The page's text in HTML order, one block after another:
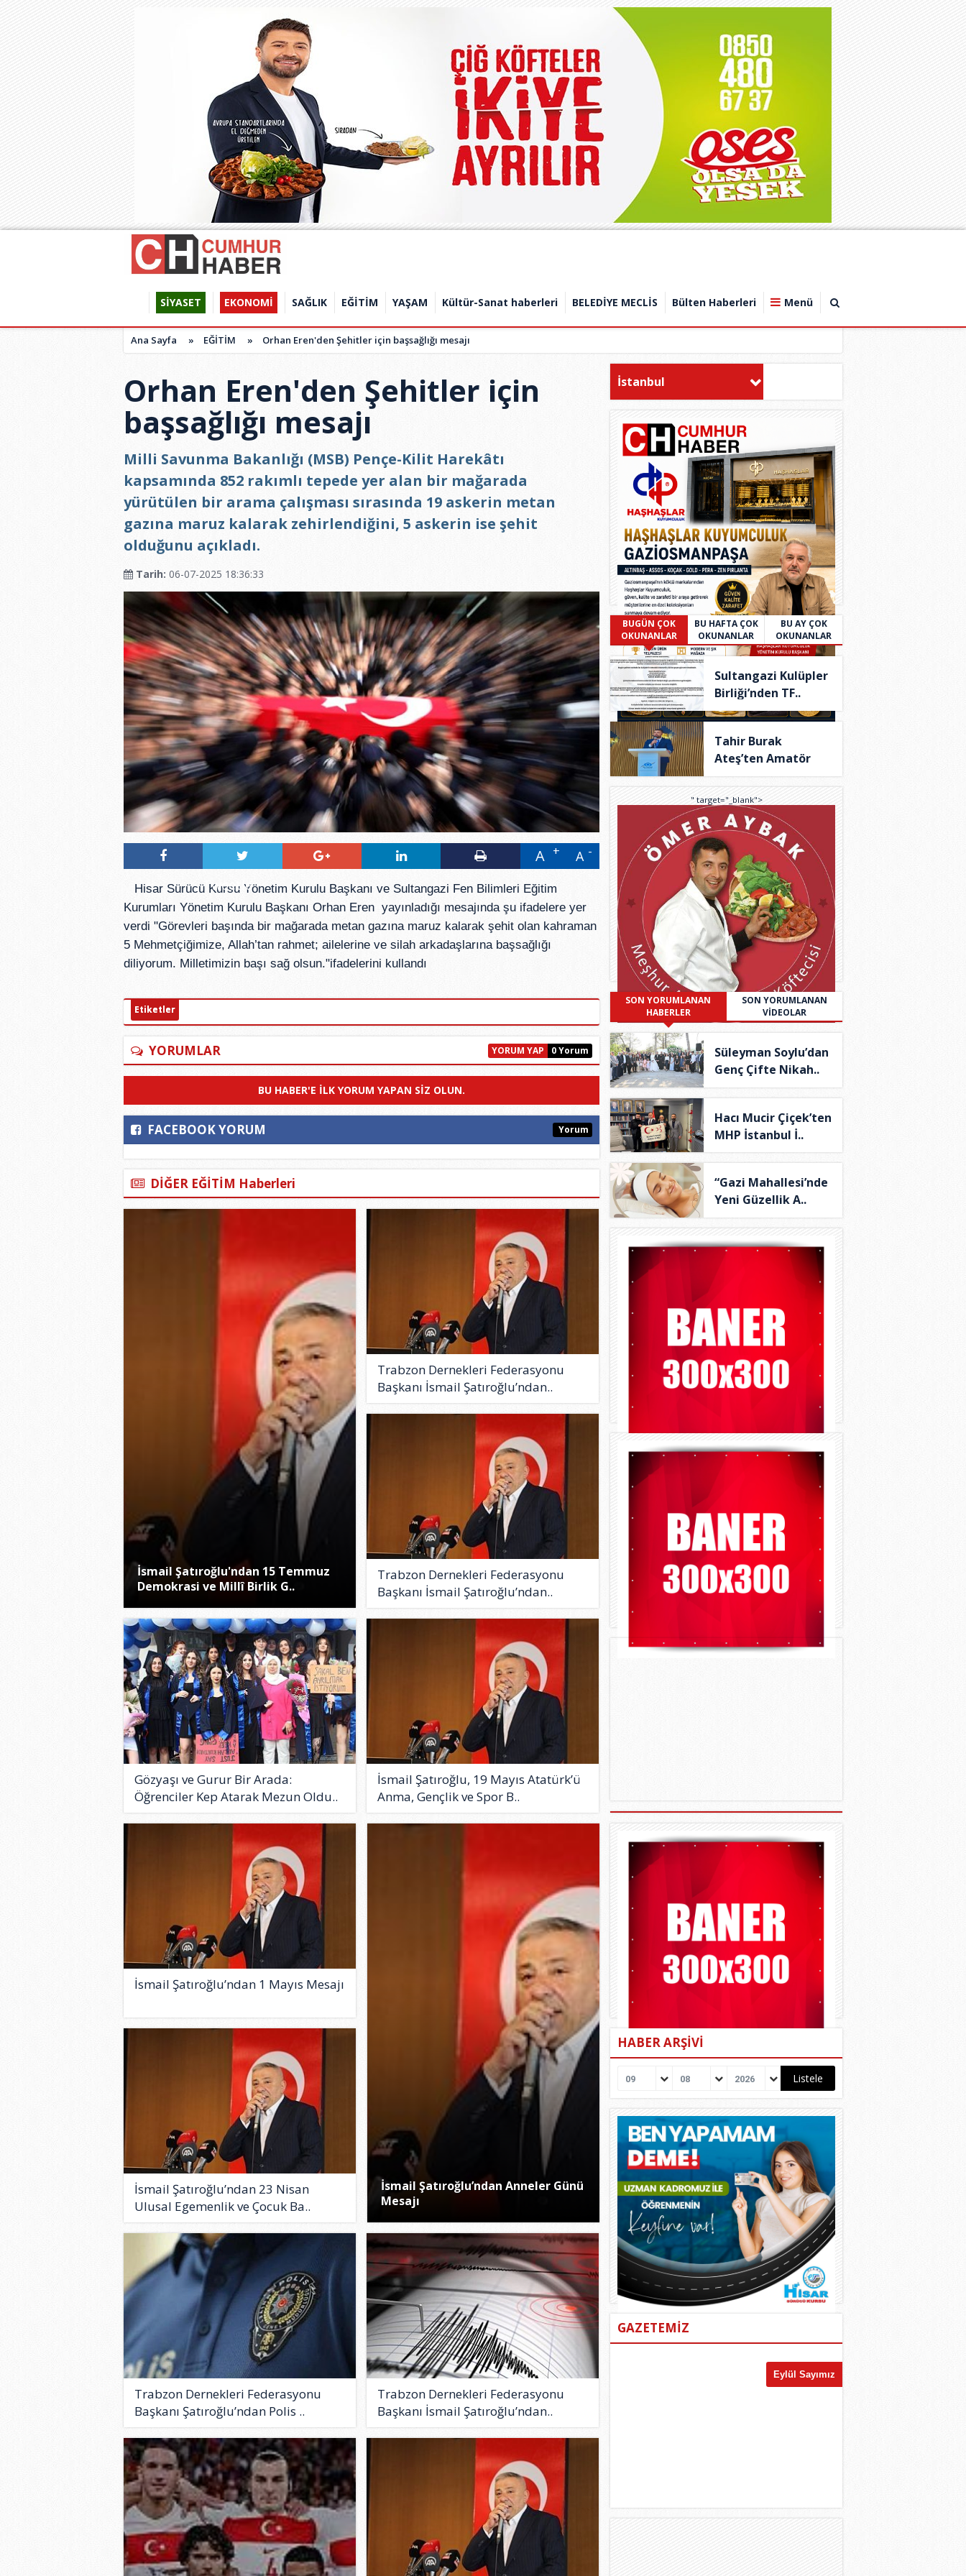
SİYASET EKONOMİ SAĞLIK EĞİTİM YAŞAM Kültür-Sanat haberleri BELEDİYE MECLİS Bülten Haberleri Menü
Ana Sayfa » EĞİTİM » Orhan Eren'den Şehitler için başsağlığı mesajı
Orhan Eren'den Şehitler için
başsağlığı mesajı
Milli Savunma Bakanlığı (MSB) Pençe-Kilit Harekâtı
kapsamında 852 rakımlı tepede yer alan bir mağarada
yürütülen bir arama çalışması sırasında 19 askerin metan
gazına maruz kalarak zehirlendiğini, 5 askerin ise şehit
olduğunu açıkladı.
Tarih: 06-07-2025 18:36:33
Tweetle
A A
Hisar Sürücü Kursu Yönetim Kurulu Başkanı ve Sultangazi Fen Bilimleri Eğitim
Kurumları Yönetim Kurulu Başkanı Orhan Eren yayınladığı mesajında şu ifadelere yer
verdi "Görevleri başında bir mağarada metan gazına maruz kalarak şehit olan kahraman
5 Mehmetçiğimize, Allah’tan rahmet; ailelerine ve silah arkadaşlarına başsağlığı
diliyorum. Milletimizin başı sağ olsun."ifadelerini kullandı
Etiketler
YORUMLAR 0 Yorum
YORUM YAP
BU HABER'E ILK YORUM YAPAN SIZ OLUN.
FACEBOOK YORUM Yorum
DİĞER EĞİTİM Haberleri
İsmail Şatıroğlu'ndan 15 Temmuz
Demokrasi ve Millî Birlik G..
Trabzon Dernekleri Federasyonu
Başkanı İsmail Şatıroğlu’ndan..
Trabzon Dernekleri Federasyonu
Başkanı İsmail Şatıroğlu’ndan..
Gözyaşı ve Gurur Bir Arada:
Öğrenciler Kep Atarak Mezun Oldu..
İsmail Şatıroğlu, 19 Mayıs Atatürk’ü
Anma, Gençlik ve Spor B..
İsmail Şatıroğlu’ndan Anneler Günü
Mesajı
İsmail Şatıroğlu’ndan 1 Mayıs Mesajı
İsmail Şatıroğlu’ndan 23 Nisan
Ulusal Egemenlik ve Çocuk Ba..
Trabzon Dernekleri Federasyonu
Başkanı Şatıroğlu’ndan Polis ..
Trabzon Dernekleri Federasyonu
Başkanı İsmail Şatıroğlu’ndan..
İstanbul
BUGÜN ÇOK
OKUNANLAR
BU HAFTA ÇOK
OKUNANLAR
BU AY ÇOK
OKUNANLAR
Sultangazi Kulüpler
Birliği’nden TF..
Tahir Burak
Ateş’ten Amatör
Spor İç..
" target="_blank">
SON YORUMLANAN
HABERLER
SON YORUMLANAN
VİDEOLAR
Süleyman Soylu’dan
Genç Çifte Nikah..
Hacı Mucir Çiçek’ten
MHP İstanbul İ..
“Gazi Mahallesi’nde
Yeni Güzellik A..
HABER ARŞİVİ
09 08 2026
GAZETEMİZ